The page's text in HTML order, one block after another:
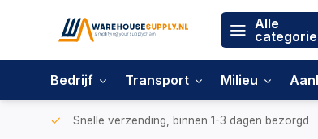
Alle
Bedrijf Transport Milieu
Snelle verzending, binnen 1-3 dagen bezorgd